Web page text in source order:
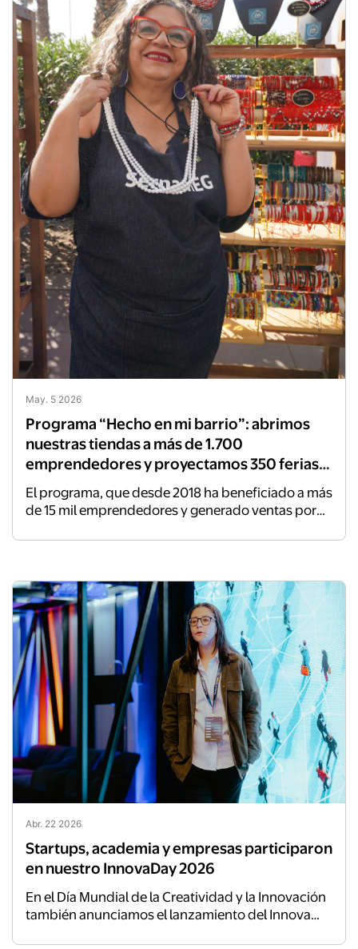
May. 5 2026
Programa “Hecho en mi barrio”: abrimos
nuestras tiendas a más de 1.700
emprendedores y proyectamos 350 ferias
en todo Chile
El programa, que desde 2018 ha beneficiado a más
de 15 mil emprendedores y generado ventas por
supermercados en espacios de comercialización
lanzamiento de esta nueva edición se realizó en el
supermercado Lider Santa Amalia, en la comuna
de La Florida, instancia que contó con la
participación de la ministra de la Mujer y Equidad
de Género, Judith Marín.
Abr. 22 2026
Startups, academia y empresas participaron
en nuestro InnovaDay 2026
En el Día Mundial de la Creatividad y la Innovación
también anunciamos el lanzamiento del Innova